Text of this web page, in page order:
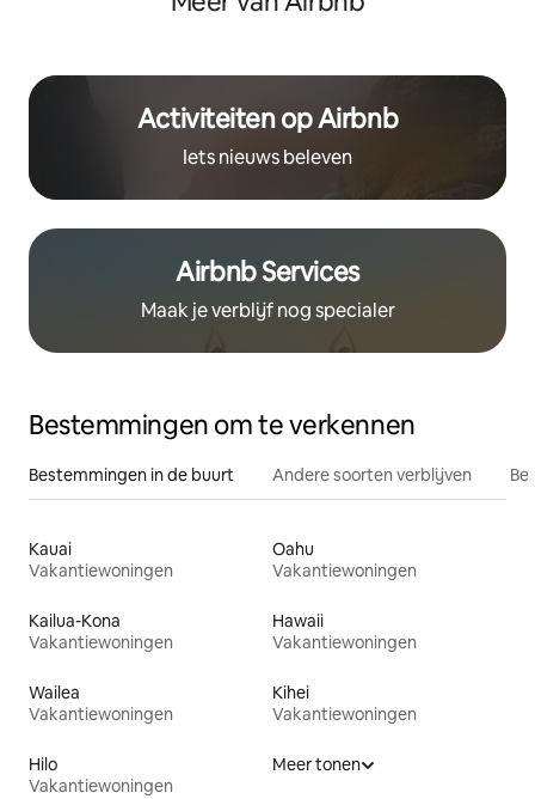
Activiteiten op Airbnb
Iets nieuws beleven
Airbnb Services
Maak je verblijf nog specialer
Bestemmingen om te verkennen
Bestemmingen in de buurt Andere soorten verblijven
Kauai
Vakantiewoningen
Oahu
Vakantiewoningen
Kailua-Kona
Vakantiewoningen
Hawaii
Vakantiewoningen
Wailea
Vakantiewoningen
Kihei
Vakantiewoningen
Hilo
Vakantiewoningen
Meer tonen